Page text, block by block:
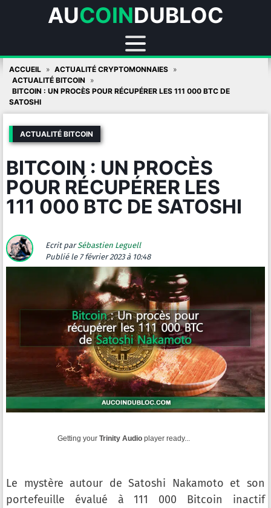
AUCOINDUBLOC
Skip
content
ACCUEIL
ACTUALITÉ CRYPTOMONNAIES
ACTUALITÉ BITCOIN
BITCOIN : UN PROCÈS POUR RÉCUPÉRER LES 111 000 BTC DE
SATOSHI
ACTUALITÉ BITCOIN
BITCOIN : UN PROCÈS
POUR RÉCUPÉRER LES
111 000 BTC DE SATOSHI
Ecrit parSébastien Leguell
Publié le 7 février 2023 à 10:48
Getting your Trinity Audio player ready...
Le mystère autour de Satoshi Nakamoto et son
portefeuille évalué à 111 000 Bitcoin inactif